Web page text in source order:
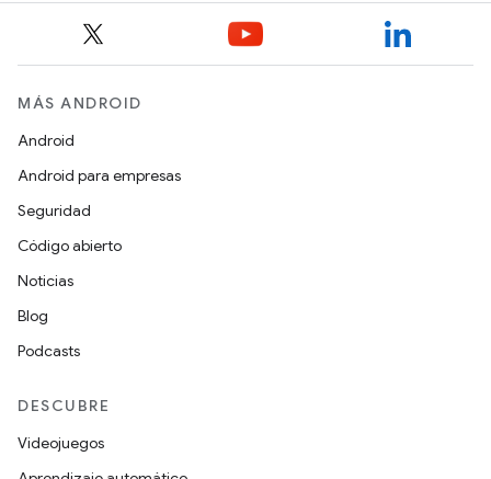
MÁS ANDROID
Android
Android para empresas
Seguridad
Código abierto
Noticias
Blog
Podcasts
DESCUBRE
Videojuegos